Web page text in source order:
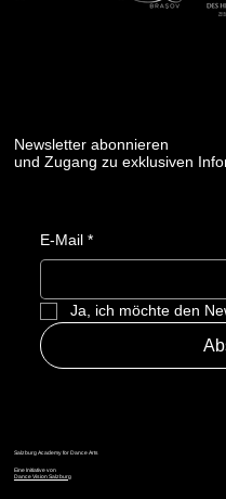
Newsletter abonnieren
und Zugang zu exklusiven
E-Mail *
Ja, ich möchte den
Salzburg Academy for Dance Arts
Eine Initiative von
Dance Vision Salzburg